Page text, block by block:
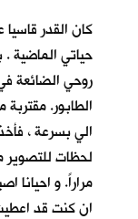
كان القدر
حياتي الماضية .
روحي الضائعة
الطابور.
الي بسرعة ،
لحظات للتصوير
مراراً. و احيانا
ان كنت قد